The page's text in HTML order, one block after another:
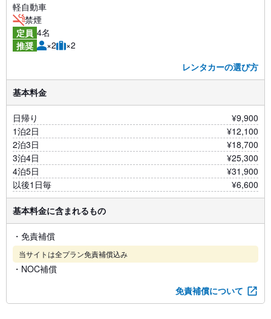
軽自動車
禁煙
定員 4名
推奨
×2
×2
レンタカーの選び方
基本料金
日帰り
¥9,900
1泊2日
¥12,100
2泊3日
¥18,700
3泊4日
¥25,300
4泊5日
¥31,900
以後1日毎
¥6,600
基本料金に含まれるもの
・免責補償
当サイトは全プラン免責補償込み
・NOC補償
免責補償について